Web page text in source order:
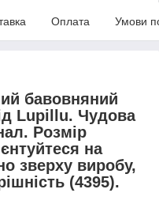
Оплата Умови
бавовняний
Lupillu. Чудова
Розмір
на
зверху виробу,
(4395).